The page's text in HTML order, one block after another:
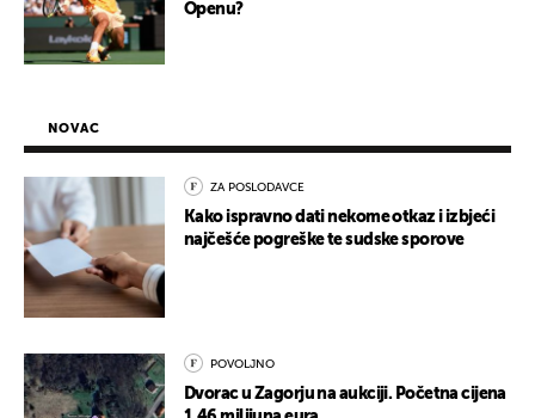
Openu?
NOVAC
ZA POSLODAVCE
Kako ispravno dati nekome otkaz i izbjeći
najčešće pogreške te sudske sporove
POVOLJNO
Dvorac u Zagorju na aukciji. Početna cijena